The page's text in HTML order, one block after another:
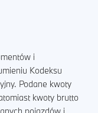
i
Kodeksu
Podane kwoty
kwoty brutto